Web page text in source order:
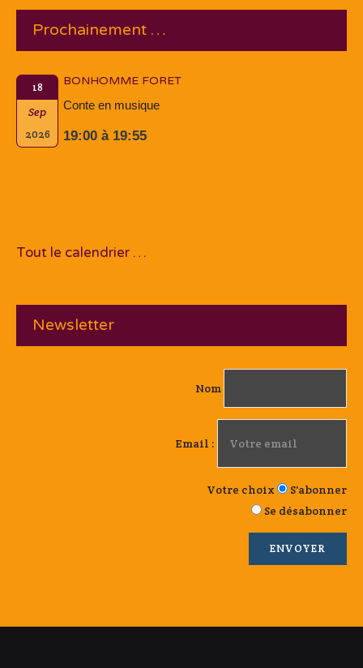
Prochainement …
18
Sep
2026
BONHOMME FORET
Conte en musique
19:00 à 19:55
Tout le calendrier …
Newsletter
Nom
Email :
Votre choix
S'abonner
Se désabonner